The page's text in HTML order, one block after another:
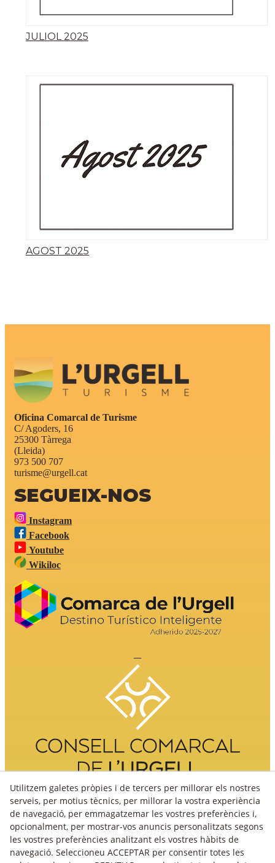
JULIOL 2025
AGOST 2025
Oficina Comarcal de Turisme
C/ Agoders, 16
25300 Tàrrega
(Lleida)
973 500 707
turisme@urgell.cat
SEGUEIX-NOS
Instagram
Facebook
Youtube
Wikiloc
Utilitzem galetes pròpies i de tercers per millorar els nostres
serveis, per motius tècnics, per millorar la vostra experiència
de navegació, per emmagatzemar les vostres preferències i,
opcionalment, per mostrar-vos anuncis personalitzats segons
les vostres preferències analitzant els vostres hàbits de
navegació. Seleccioneu ACCEPTAR per consentir totes les